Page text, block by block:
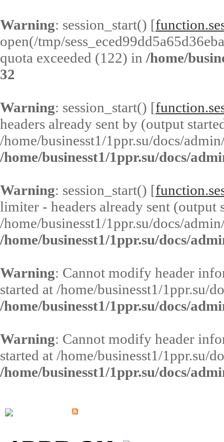
Warning: session_start() [
open(/tmp/
quota exceeded (122) in /home/
32
Warning: session_start() [
headers already sent by (output
/home/businesst1/1ppr.su/docs/
/home/businesst1/1ppr.su/docs/
Warning: session_start() [
limiter - headers already sent (output
/home/businesst1/1ppr.su/docs/
/home/businesst1/1ppr.su/docs/
Warning: Cannot modify header
started at /home/businesst1/1ppr.su/
/home/businesst1/1ppr.su/docs/
Warning: Cannot modify header
started at /home/businesst1/1ppr.su/
/home/businesst1/1ppr.su/docs/